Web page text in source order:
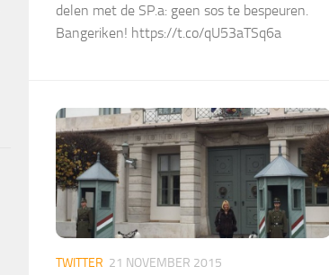
delen met de SP.a: geen sos te bespeuren.
Bangeriken! https://t.co/qU53aTSq6a
TWITTER 21 NOVEMBER 2015